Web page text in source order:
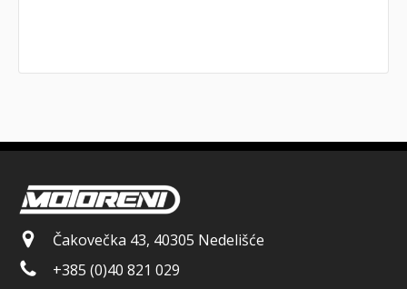
Čakovečka 43, 40305 Nedelišće
+385 (0)40 821 029